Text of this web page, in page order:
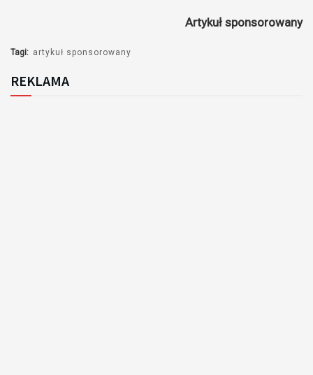
Artykuł sponsorowany
Tagi: artykuł sponsorowany
REKLAMA